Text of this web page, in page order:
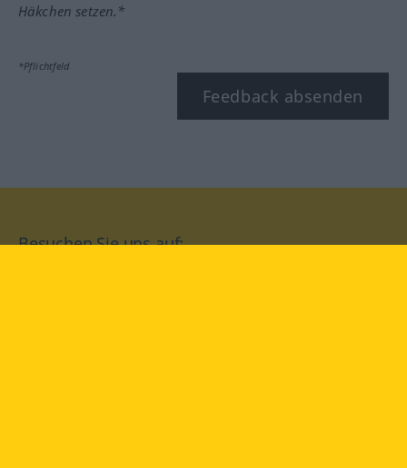
Häkchen setzen.*
*Pflichtfeld
Feedback absenden
Besuchen Sie uns auf: